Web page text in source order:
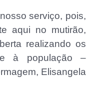
serviço, pois,
aqui no mutirão,
realizando os
à população –
Elisangela